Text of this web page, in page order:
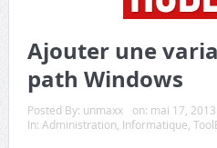
Ajouter une
path Windows
Posted By: unmaxx on: mai 17, 2013
In: Administration Informatique